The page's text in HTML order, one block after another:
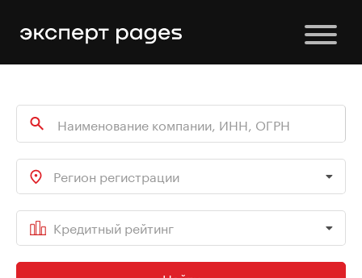
Регион регистрации
Кредитный рейтинг